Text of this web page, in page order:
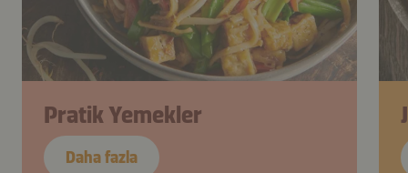
Pratik Yemekler
Daha fazla